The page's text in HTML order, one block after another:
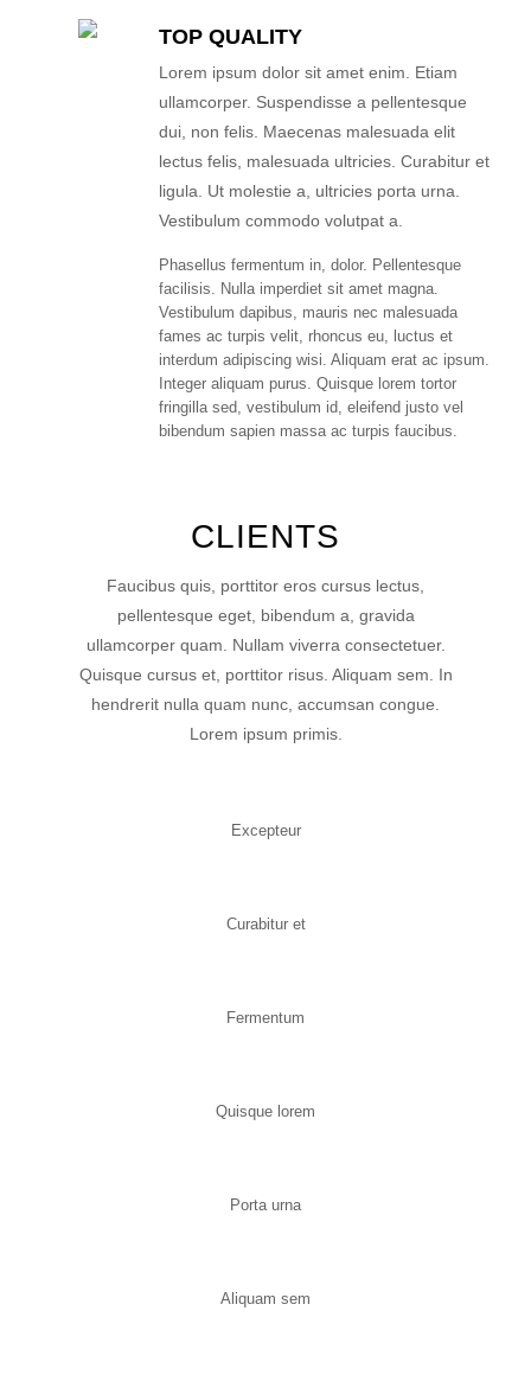
TOP QUALITY
Lorem ipsum dolor sit amet enim. Etiam
ullamcorper. Suspendisse a pellentesque
dui, non felis. Maecenas malesuada elit
lectus felis, malesuada ultricies. Curabitur et
ligula. Ut molestie a, ultricies porta urna.
Vestibulum commodo volutpat a.
Phasellus fermentum in, dolor. Pellentesque
facilisis. Nulla imperdiet sit amet magna.
Vestibulum dapibus, mauris nec malesuada
fames ac turpis velit, rhoncus eu, luctus et
interdum adipiscing wisi. Aliquam erat ac ipsum.
Integer aliquam purus. Quisque lorem tortor
fringilla sed, vestibulum id, eleifend justo vel
bibendum sapien massa ac turpis faucibus.
CLIENTS
Faucibus quis, porttitor eros cursus lectus,
pellentesque eget, bibendum a, gravida
ullamcorper quam. Nullam viverra consectetuer.
Quisque cursus et, porttitor risus. Aliquam sem. In
hendrerit nulla quam nunc, accumsan congue.
Lorem ipsum primis.
Excepteur
Curabitur et
Fermentum
Quisque lorem
Porta urna
Aliquam sem